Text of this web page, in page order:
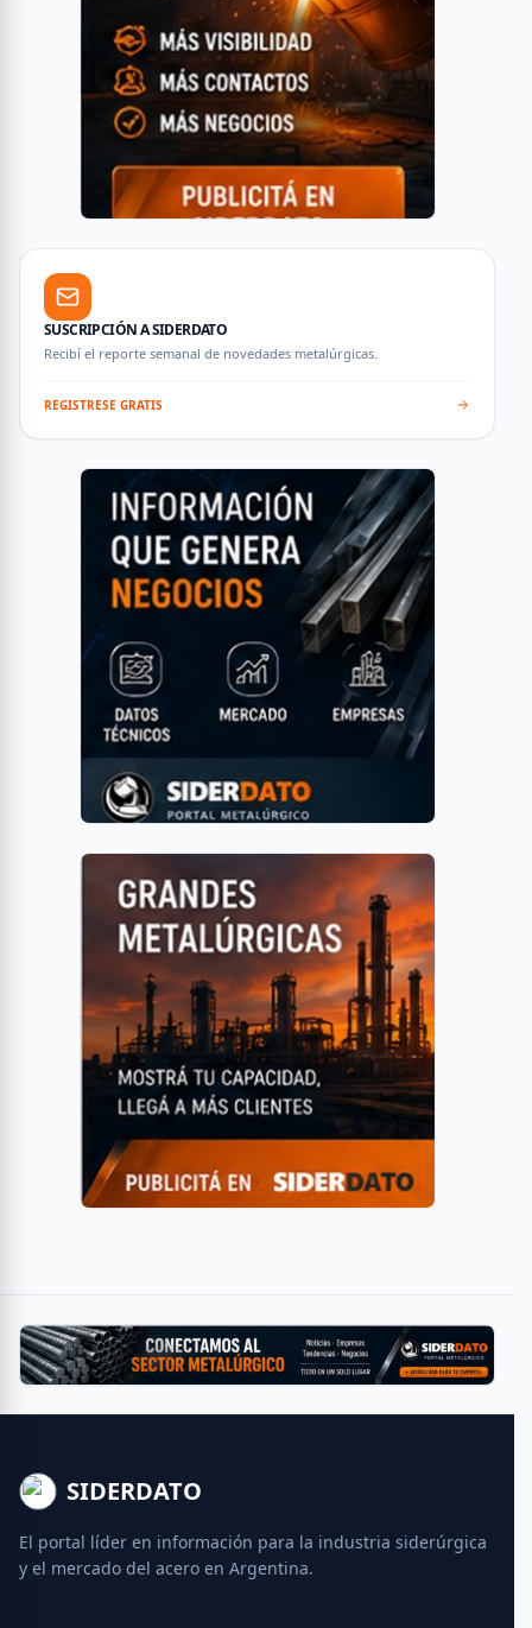
SUSCRIPCIÓN A SIDERDATO
Recibí el reporte semanal de novedades metalúrgicas.
REGISTRESE GRATIS
SIDERDATO
El portal líder en información para la industria siderúrgica
y el mercado del acero en Argentina.